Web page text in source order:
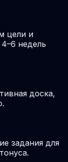
цели и
недель
доска,
задания для